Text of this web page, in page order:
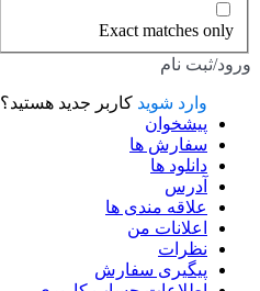
Exact matches only
ورود/ثبت نام
وارد شوید کاربر جدید هستید؟
پیشخوان
سفارش ها
دانلود ها
آدرس
علاقه مندی ها
اعلانات من
نظرات
پیگیری سفارش